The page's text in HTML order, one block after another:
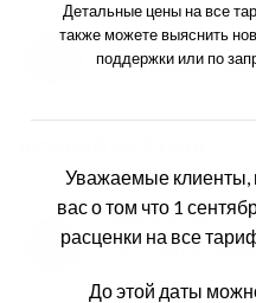
VDS-8-32-250
От:16,800₸/
VDS-1-1-25
От:1,750₸ /
Детальные цены на все
также можете выяснить
поддержки или по
Уважаемые
вас о том что 1
расценки на все
До этой даты